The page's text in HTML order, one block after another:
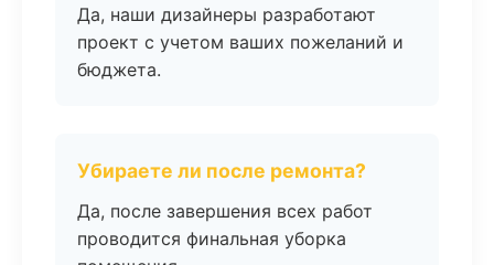
Да, наши дизайнеры разработают
проект с учетом ваших пожеланий и
бюджета.
Убираете ли после ремонта?
Да, после завершения всех работ
проводится финальная уборка